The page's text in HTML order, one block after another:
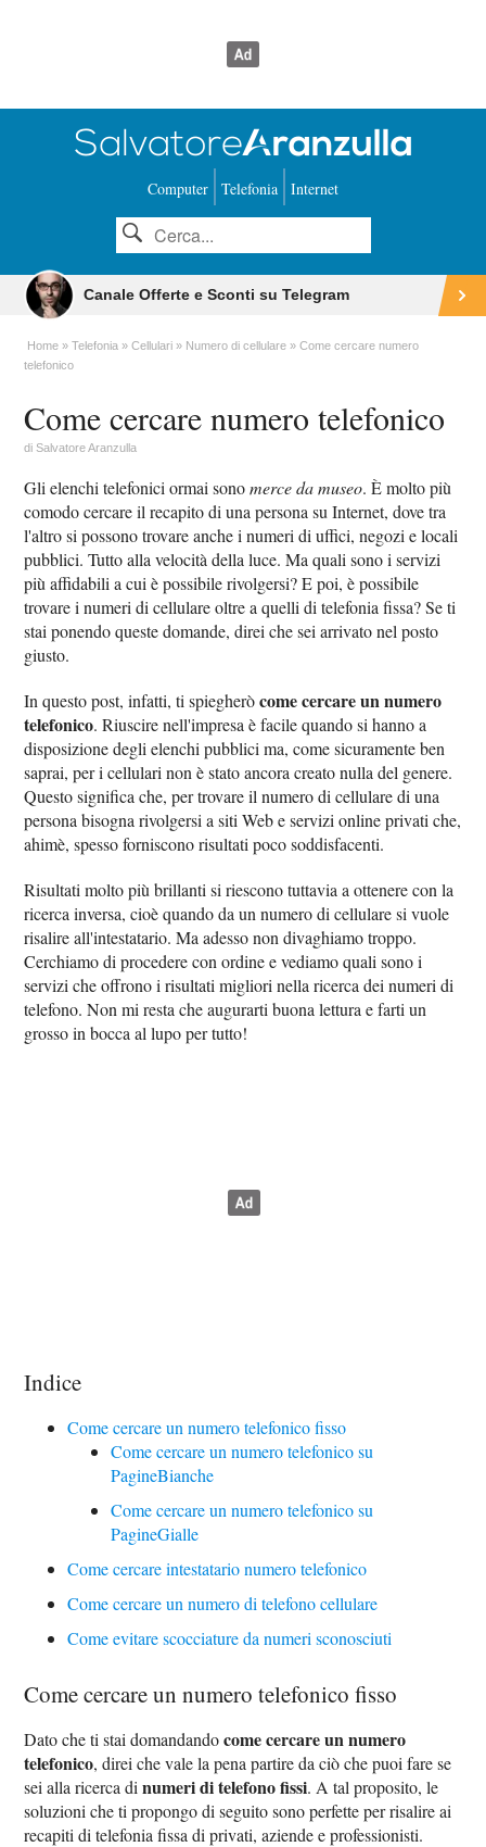
Computer Telefonia Internet
Canale Offerte e Sconti su Telegram
Home Telefonia Cellulari Numero di cellulare
Come cercare numero
telefonico
Come cercare numero telefonico
diSalvatore Aranzulla
Gli elenchi telefonici ormai sonomerce da museo. È molto più
comodo cercare il recapito di una persona su Internet, dove tra
l'altro si possono trovare anche i numeri di uffici, negozi e locali
pubblici. Tutto alla velocità della luce. Ma quali sono i servizi
più affidabili a cui è possibile rivolgersi? E poi, è possibile
trovare i numeri di cellulare oltre a quelli di telefonia fissa? Se ti
stai ponendo queste domande, direi che sei arrivato nel posto
giusto.
In questo post, infatti, ti spiegheròcome cercare un numero
telefonico. Riuscire nell'impresa è facile quando si hanno a
disposizione degli elenchi pubblici ma, come sicuramente ben
saprai, per i cellulari non è stato ancora creato nulla del genere.
Questo significa che, per trovare il numero di cellulare di una
persona bisogna rivolgersi a siti Web e servizi online privati che,
ahimè, spesso forniscono risultati poco soddisfacenti.
Risultati molto più brillanti si riescono tuttavia a ottenere con la
ricerca inversa, cioè quando da un numero di cellulare si vuole
risalire all'intestatario. Ma adesso non divaghiamo troppo.
Cerchiamo di procedere con ordine e vediamo quali sono i
servizi che offrono i risultati migliori nella ricerca dei numeri di
telefono. Non mi resta che augurarti buona lettura e farti un
grosso in bocca al lupo per tutto!
Indice
Come cercare un numero telefonico fisso
Come cercare un numero telefonico su
PagineBianche
Come cercare un numero telefonico su
PagineGialle
Come cercare intestatario numero telefonico
Come cercare un numero di telefono cellulare
Come evitare scocciature da numeri sconosciuti
Come cercare un numero telefonico fisso
Dato che ti stai domandandocome cercare un numero
telefonico, direi che vale la pena partire da ciò che puoi fare se
sei alla ricerca dinumeri di telefono fissi. A tal proposito, le
soluzioni che ti propongo di seguito sono perfette per risalire ai
recapiti di telefonia fissa di privati, aziende e professionisti.